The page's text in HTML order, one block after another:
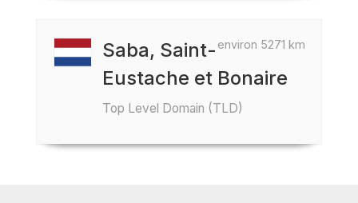
environ 5271 km
Saba, Saint-
Eustache et Bonaire
Top Level Domain (TLD)